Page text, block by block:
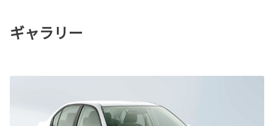
ギャラリー